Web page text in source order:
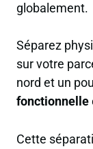
globalement.
Séparez
sur votre
nord et un
fonctionnelle
Cette